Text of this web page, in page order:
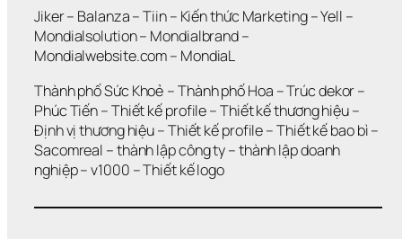
Jiker – Balanza – Tiin – Kiến thức Marketing – Yell
Mondialsolution – Mondialbrand
Mondialwebsite.com – MondiaL
Thành phố Sức Khoẻ – Thành phố Hoa – Trúc dekor
Phúc Tiến – Thiết kế profile – Thiết kế thương hiệu
Định vị thương hiệu – Thiết kế profile – Thiết kế bao bì
Sacomreal – thành lập công ty – thành lập doanh
nghiệp – v1000 – Thiết kế logo